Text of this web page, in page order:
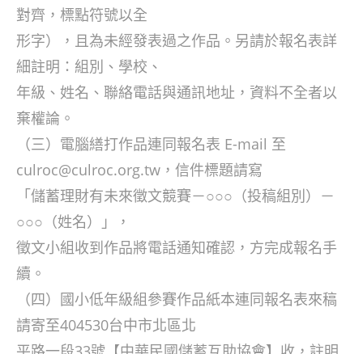
對齊，標點符號以全
形字），且為未經發表過之作品。另請於報名表詳
細註明：組別、學校、
年級、姓名、聯絡電話與通訊地址，資料不全者以
棄權論。
（三）電腦繕打作品連同報名表 E-mail 至
culroc@culroc.org.tw，信件標題請寫
「儲蓄理財有未來徵文競賽－○○○（投稿組別）－
○○○（姓名）」，
徵文小組收到作品將電話通知確認，方完成報名手
續。
（四）國小低年級組參賽作品紙本連同報名表來稿
請寄至404530台中市北區北